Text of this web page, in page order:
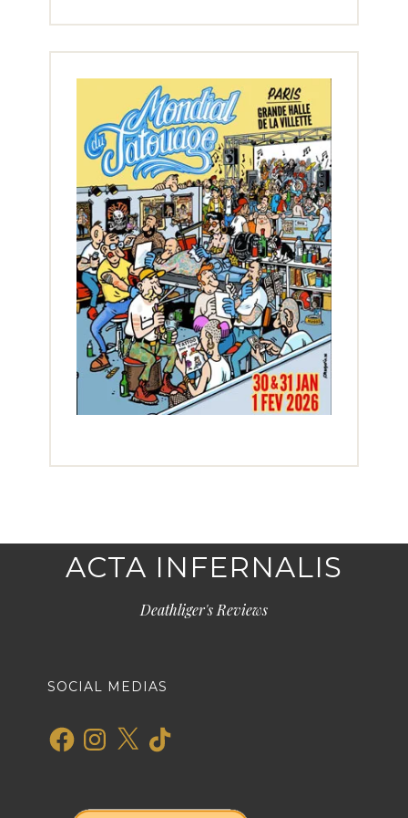
ACTA INFERNALIS
Deathliger's Reviews
SOCIAL MEDIAS
FacebookInstagram
X TikTok